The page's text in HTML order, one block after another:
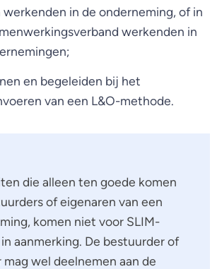
in de onderneming, of in
werkenden in
en begeleiden bij het
van een L&O-methode.
die alleen ten goede komen
of eigenaren van een
komen niet voor SLIM-
aanmerking. De bestuurder of
mag wel deelnemen aan de